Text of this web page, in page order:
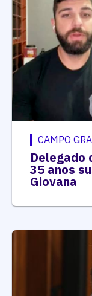
CAMPO
Delegado
35 anos
Giovana